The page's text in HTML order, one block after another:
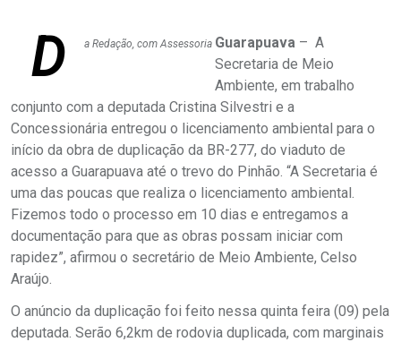
D a Redação, com Assessoria Guarapuava – A
Secretaria de Meio
Ambiente, em trabalho
conjunto com a deputada Cristina Silvestri e a
Concessionária entregou o licenciamento ambiental para o
início da obra de duplicação da BR-277, do viaduto de
acesso a Guarapuava até o trevo do Pinhão. “A Secretaria é
uma das poucas que realiza o licenciamento ambiental.
Fizemos todo o processo em 10 dias e entregamos a
documentação para que as obras possam iniciar com
rapidez”, afirmou o secretário de Meio Ambiente, Celso
Araújo.
O anúncio da duplicação foi feito nessa quinta feira (09) pela
deputada. Serão 6,2km de rodovia duplicada, com marginais